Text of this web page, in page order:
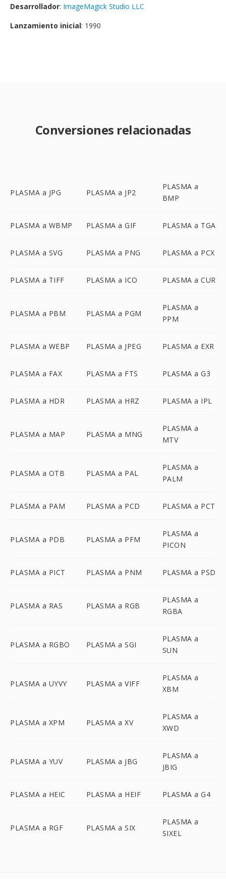
Desarrollador: ImageMagick Studio LLC
Lanzamiento inicial: 1990
Conversiones relacionadas
PLASMA a JPG PLASMA a JP2
PLASMA a
BMP
PLASMA a WBMP PLASMA a GIF PLASMA a TGA
PLASMA a SVG PLASMA a PNG PLASMA a PCX
PLASMA a TIFF PLASMA a ICO PLASMA a CUR
PLASMA a PBM PLASMA a PGM
PLASMA a
PPM
PLASMA a WEBP PLASMA a JPEG PLASMA a EXR
PLASMA a FAX PLASMA a FTS PLASMA a G3
PLASMA a HDR PLASMA a HRZ PLASMA a IPL
PLASMA a MAP PLASMA a MNG
PLASMA a
MTV
PLASMA a OTB PLASMA a PAL
PLASMA a
PALM
PLASMA a PAM PLASMA a PCD PLASMA a PCT
PLASMA a PDB PLASMA a PFM
PLASMA a
PICON
PLASMA a PICT PLASMA a PNM PLASMA a PSD
PLASMA a RAS PLASMA a RGB
PLASMA a
RGBA
PLASMA a RGBO PLASMA a SGI
PLASMA a
SUN
PLASMA a UYVY PLASMA a VIFF
PLASMA a
XBM
PLASMA a XPM PLASMA a XV
PLASMA a
XWD
PLASMA a YUV PLASMA a JBG
PLASMA a
JBIG
PLASMA a HEIC PLASMA a HEIF PLASMA a G4
PLASMA a RGF PLASMA a SIX
PLASMA a
SIXEL